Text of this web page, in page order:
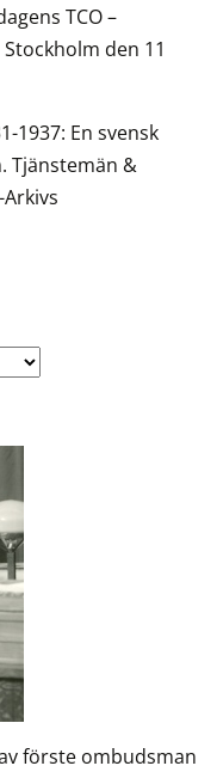
förste ombudsman
TCO –
den 11
1937: En svensk
Tjänstemän &